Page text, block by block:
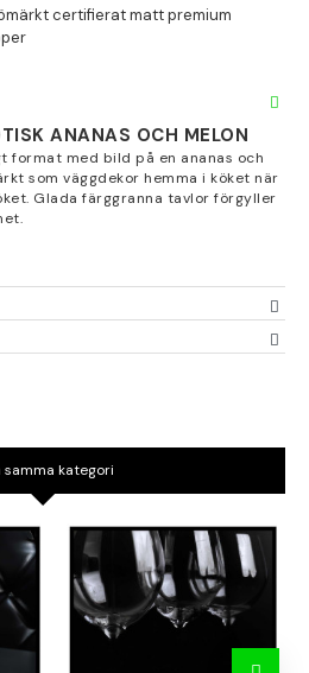
ANANAS OCH MELON
format med bild på en ananas och
som väggdekor hemma i köket när
Glada färggranna tavlor förgyller
samma kategori